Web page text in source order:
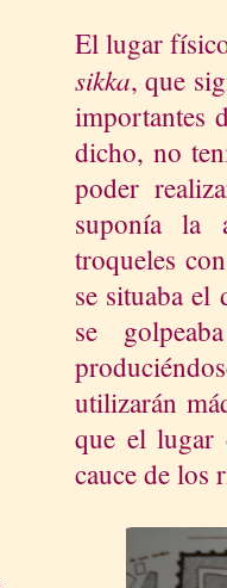
El lugar
sikka, que
importantes
dicho, no
poder
suponía la
troqueles
se situaba el
se
utilizarán
que el lugar
cauce de los